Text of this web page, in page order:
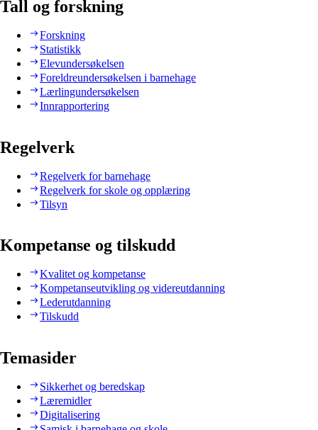
Tall og forskning
Forskning
Statistikk
Elevundersøkelsen
Foreldreundersøkelsen i barnehage
Lærlingundersøkelsen
Innrapportering
Regelverk
Regelverk for barnehage
Regelverk for skole og opplæring
Tilsyn
Kompetanse og tilskudd
Kvalitet og kompetanse
Kompetanseutvikling og videreutdanning
Lederutdanning
Tilskudd
Temasider
Sikkerhet og beredskap
Læremidler
Digitalisering